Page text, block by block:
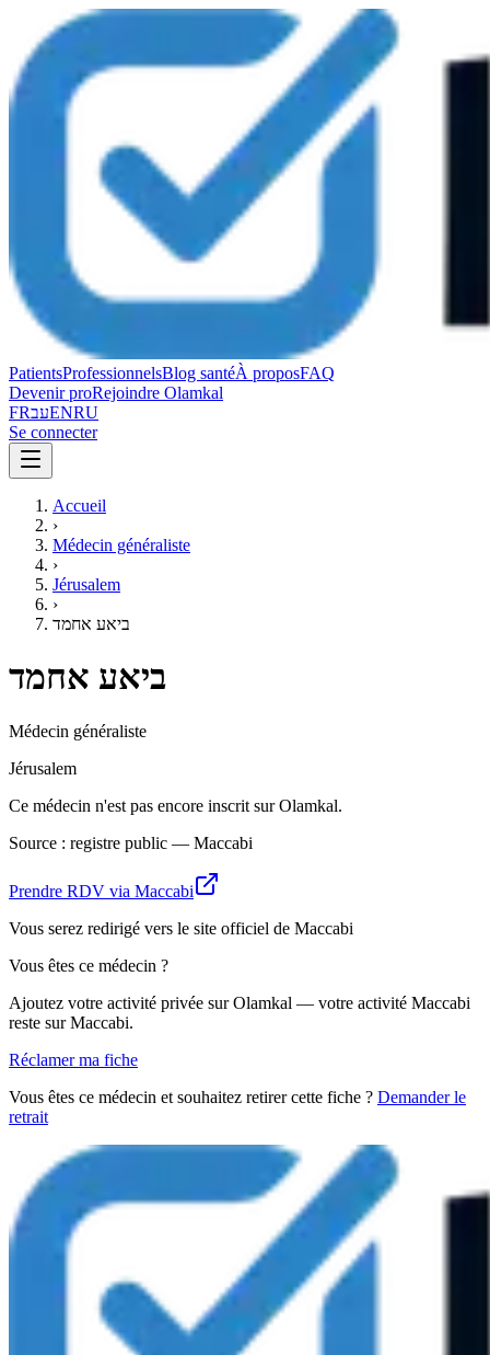
PatientsProfessionnelsBlog santéÀ proposFAQ
Devenir proRejoindre Olamkal
FRעבENRU
Se connecter
Accueil
›
Médecin généraliste
›
Jérusalem
›
ביאע אחמד
ביאע אחמד
Médecin généraliste
Jérusalem
Ce médecin n'est pas encore inscrit sur Olamkal.
Source : registre public — Maccabi
Prendre RDV via Maccabi
Vous serez redirigé vers le site officiel de Maccabi
Vous êtes ce médecin ?
Ajoutez votre activité privée sur Olamkal — votre activité Maccabi
reste sur Maccabi.
Réclamer ma fiche
Vous êtes ce médecin et souhaitez retirer cette fiche ? Demander le
retrait